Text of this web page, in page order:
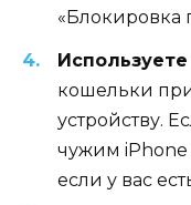
«Блокировка
кошельки
устройству.
чужим iPhone
если у вас